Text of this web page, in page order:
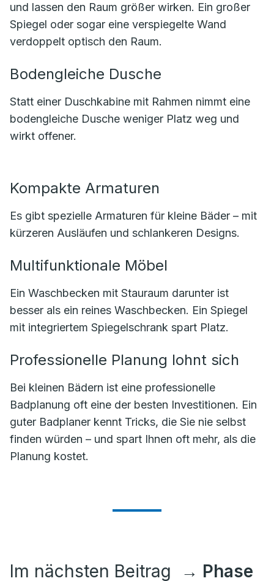
und lassen den Raum größer wirken. Ein großer
Spiegel oder sogar eine verspiegelte Wand
verdoppelt optisch den Raum.
Bodengleiche Dusche
Statt einer Duschkabine mit Rahmen nimmt eine
bodengleiche Dusche weniger Platz weg und
wirkt offener.
Kompakte Armaturen
Es gibt spezielle Armaturen für kleine Bäder – mit
kürzeren Ausläufen und schlankeren Designs.
Multifunktionale Möbel
Ein Waschbecken mit Stauraum darunter ist
besser als ein reines Waschbecken. Ein Spiegel
mit integriertem Spiegelschrank spart Platz.
Professionelle Planung lohnt sich
Bei kleinen Bädern ist eine professionelle
Badplanung oft eine der besten Investitionen. Ein
guter Badplaner kennt Tricks, die Sie nie selbst
finden würden – und spart Ihnen oft mehr, als die
Planung kostet.
Im nächsten Beitrag → Phase